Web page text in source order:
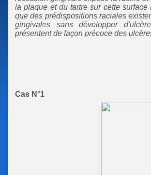
la plaque et du tartre sur cette
que des prédispositions raciales
gingivales sans développer
présentent de façon précoce des
Cas N°1